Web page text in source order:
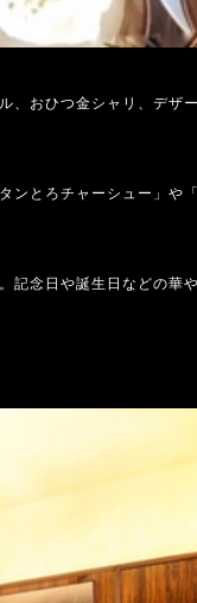
、おひつ金シャリ、デザ
ンとろチャーシュー」や
記念日や誕生日などの華